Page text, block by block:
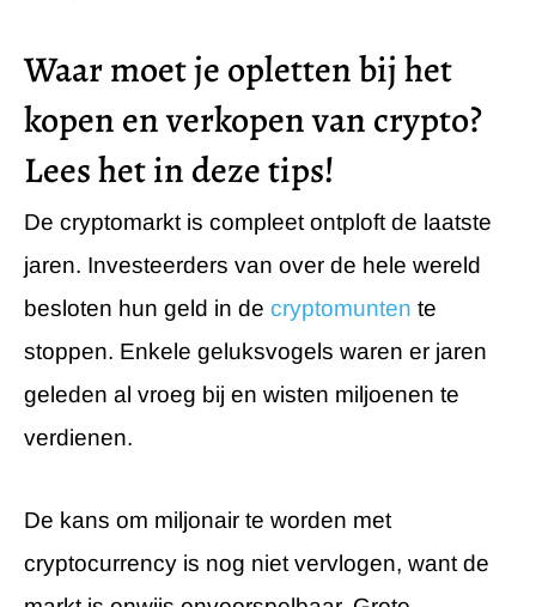
Waar moet je opletten bij het
kopen en verkopen van crypto?
Lees het in deze tips!
De cryptomarkt is compleet ontploft de laatste
jaren. Investeerders van over de hele wereld
besloten hun geld in de cryptomunten te
stoppen. Enkele geluksvogels waren er jaren
geleden al vroeg bij en wisten miljoenen te
verdienen.
De kans om miljonair te worden met
cryptocurrency is nog niet vervlogen, want de